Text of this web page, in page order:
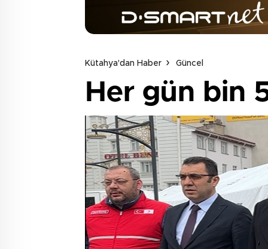
Kütahya'dan Haber Güncel
Her gün bin